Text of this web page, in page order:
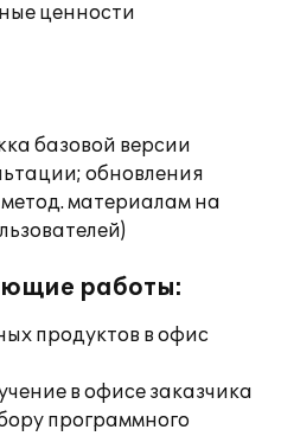
ценности
базовой версии
обновления
материалам на
работы:
продуктов в офис
в офисе заказчика
программного